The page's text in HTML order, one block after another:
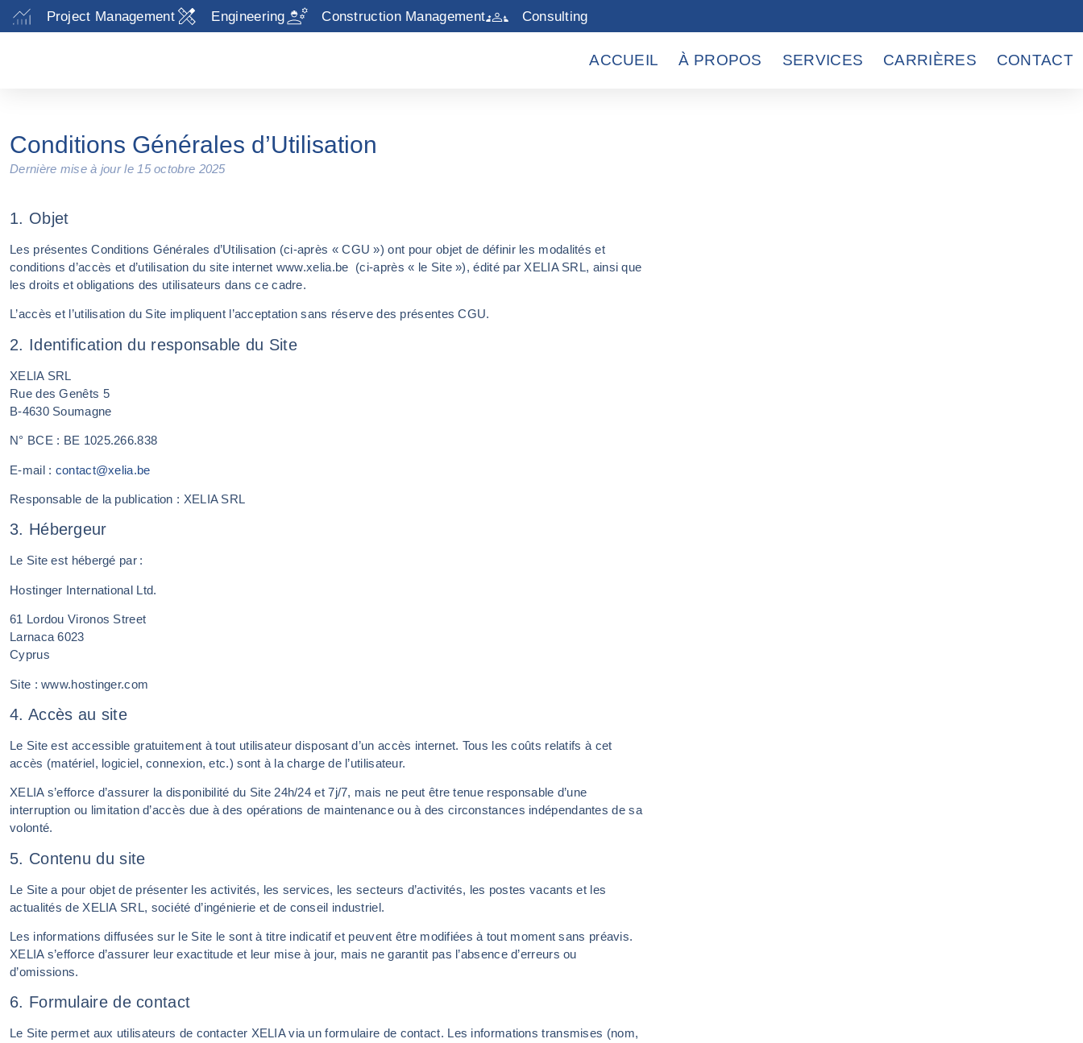
Project Management Engineering Construction Management Consulting
ACCUEIL À PROPOS SERVICES CARRIÈRES CONTACT
Conditions Générales d’Utilisation
Dernière mise à jour le 15 octobre 2025
1. Objet
Les présentes Conditions Générales d’Utilisation (ci-après « CGU ») ont pour objet de définir les modalités et
conditions d’accès et d’utilisation du site internet www.xelia.be (ci-après « le Site »), édité par XELIA SRL, ainsi que
les droits et obligations des utilisateurs dans ce cadre.
L’accès et l’utilisation du Site impliquent l’acceptation sans réserve des présentes CGU.
2. Identification du responsable du Site
XELIA SRL
Rue des Genêts 5
B-4630 Soumagne
N° BCE : BE 1025.266.838
E-mail : contact@xelia.be
Responsable de la publication : XELIA SRL
3. Hébergeur
Le Site est hébergé par :
Hostinger International Ltd.
61 Lordou Vironos Street
Larnaca 6023
Cyprus
Site : www.hostinger.com
4. Accès au site
Le Site est accessible gratuitement à tout utilisateur disposant d’un accès internet. Tous les coûts relatifs à cet
accès (matériel, logiciel, connexion, etc.) sont à la charge de l’utilisateur.
XELIA s’efforce d’assurer la disponibilité du Site 24h/24 et 7j/7, mais ne peut être tenue responsable d’une
interruption ou limitation d’accès due à des opérations de maintenance ou à des circonstances indépendantes de sa
volonté.
5. Contenu du site
Le Site a pour objet de présenter les activités, les services, les secteurs d’activités, les postes vacants et les
actualités de XELIA SRL, société d’ingénierie et de conseil industriel.
Les informations diffusées sur le Site le sont à titre indicatif et peuvent être modifiées à tout moment sans préavis.
XELIA s’efforce d’assurer leur exactitude et leur mise à jour, mais ne garantit pas l’absence d’erreurs ou
d’omissions.
6. Formulaire de contact
Le Site permet aux utilisateurs de contacter XELIA via un formulaire de contact. Les informations transmises (nom,